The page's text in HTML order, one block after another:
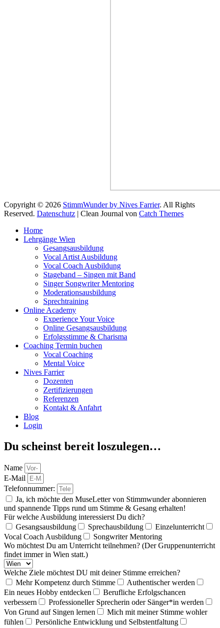
Copyright © 2026 StimmWunder by Nives Farrier. All Rights
Reserved. Datenschutz | Clean Journal von Catch Themes
scrollenHome
Lehrgänge Wien
Gesangsausbildung
Vocal Artist Ausbildung
Vocal Coach Ausbildung
Stageband – Singen mit Band
Singer Songwriter Mentoring
Moderationsausbildung
Sprechtraining
Online Academy
Experience Your Voice
Online Gesangsausbildung
Erfolgsstimme & Charisma
Coaching Termin buchen
Vocal Coaching
Mental Voice
Nives Farrier
Dozenten
Zertifizierungen
Referenzen
Kontakt & Anfahrt
Blog
Login
Du scheinst bereit loszulegen…
Name
E-Mail
Telefonnummer:
Ja, ich möchte den MuseLetter von Stimmwunder abonnieren
und spannende Tipps rund um Stimme & Gesang erhalten!
Für welche Ausbildung interessierst Du dich?
Gesangsausbildung
Sprechausbildung
Einzelunterricht
Vocal Coach Ausbildung
Songwriter Mentoring
Wo möchtest Du am Unterricht teilnehmen? (Der Gruppenunterricht
findet immer in Wien statt.)
Welche Ziele möchtest DU mit deiner Stimme erreichen?
Mehr Kompetenz durch Stimme
Authentischer werden
Ein neues Hobby entdecken
Berufliche Erfolgschancen
verbessern
Professioneller Sprecherin oder Sänger*in werden
Von Grund auf Singen lernen
Mich mit meiner Stimme wohler
fühlen
Persönliche Entwicklung und Selbstentfaltung